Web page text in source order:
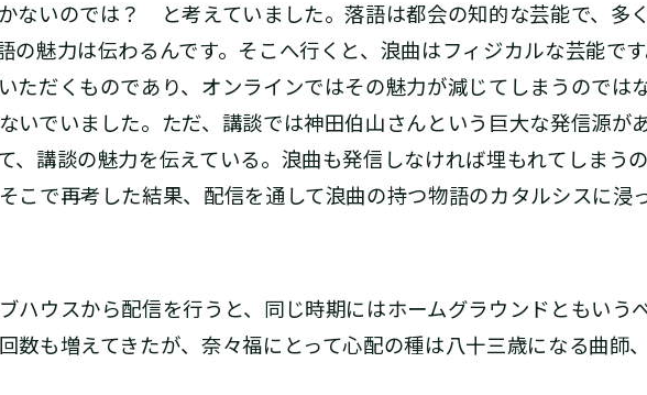
ないのでは？ と考えていました。落語は都会の知的な芸能で、多
の魅力は伝わるんです。そこへ行くと、浪曲はフィジカルな芸能で
ただくものであり、オンラインではその魅力が減じてしまうのでは
いでいました。ただ、講談では神田伯山さんという巨大な発信源があ
、講談の魅力を伝えている。浪曲も発信しなければ埋もれてしまう
こで再考した結果、配信を通して浪曲の持つ物語のカタルシスに浸
ハウスから配信を行うと、同じ時期にはホームグラウンドともいう
数も増えてきたが、奈々福にとって心配の種は八十三歳になる曲師